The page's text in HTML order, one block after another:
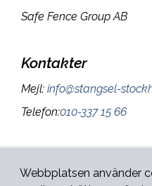
Webbplatsen använder
Safe Fence Group AB
Kontakter
Mejl: info@stangsel-
Telefon:010-337 15 66
Integritetspolicy &